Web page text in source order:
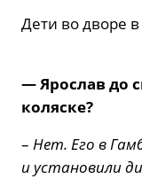
Дети во дворе
— Ярослав до
коляске?
– Нет. Его в
и установили